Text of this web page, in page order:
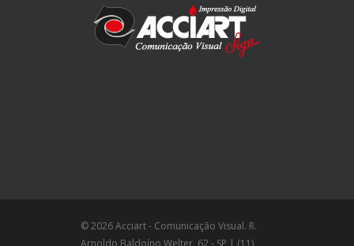
© 2026 Acciart - Comunicação Visual. R.
Arnoldo Baldoíno Welter, 62 - SP | (11)